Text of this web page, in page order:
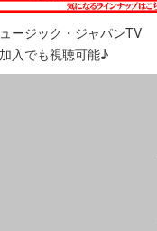
ージック・ジャパンTV
入でも視聴可能♪